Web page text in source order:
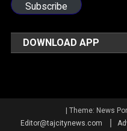
Subscribe
DOWNLOAD APP
| Theme: News
Editor@tajcitynews.com